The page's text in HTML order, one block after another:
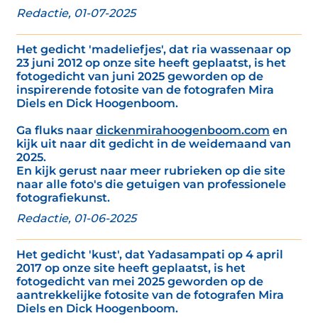
Redactie, 01-07-2025
Het gedicht 'madeliefjes', dat ria wassenaar op
23 juni 2012 op onze site heeft geplaatst, is het
fotogedicht van juni 2025 geworden op de
inspirerende fotosite van de fotografen Mira
Diels en Dick Hoogenboom.
Ga fluks naar dickenmirahoogenboom.com en
kijk uit naar dit gedicht in de weidemaand van
2025.
En kijk gerust naar meer rubrieken op die site
naar alle foto's die getuigen van professionele
fotografiekunst.
Redactie, 01-06-2025
Het gedicht 'kust', dat Yadasampati op 4 april
2017 op onze site heeft geplaatst, is het
fotogedicht van mei 2025 geworden op de
aantrekkelijke fotosite van de fotografen Mira
Diels en Dick Hoogenboom.